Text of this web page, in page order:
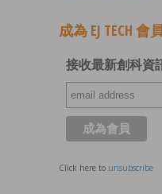
成為 EJ TECH 會員
接收最新創科資
Click here to unsubscribe